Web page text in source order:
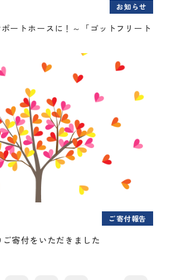
お知らせ
ートホースに！～「ゴットフリート
ご寄付報告
寄付をいただきました